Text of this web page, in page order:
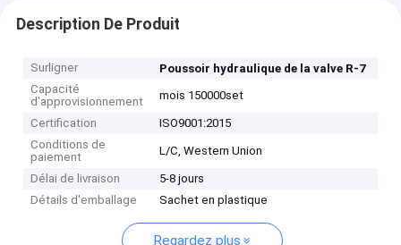
Description De Produit
Surligner
Poussoir hydraulique de la valve R-7
Capacité
d'approvisionnement
mois 150000set
Certification
ISO9001:2015
Conditions de
paiement
L/C, Western Union
Délai de livraison
5-8 jours
Détails d'emballage
Sachet en plastique
Regardez plus